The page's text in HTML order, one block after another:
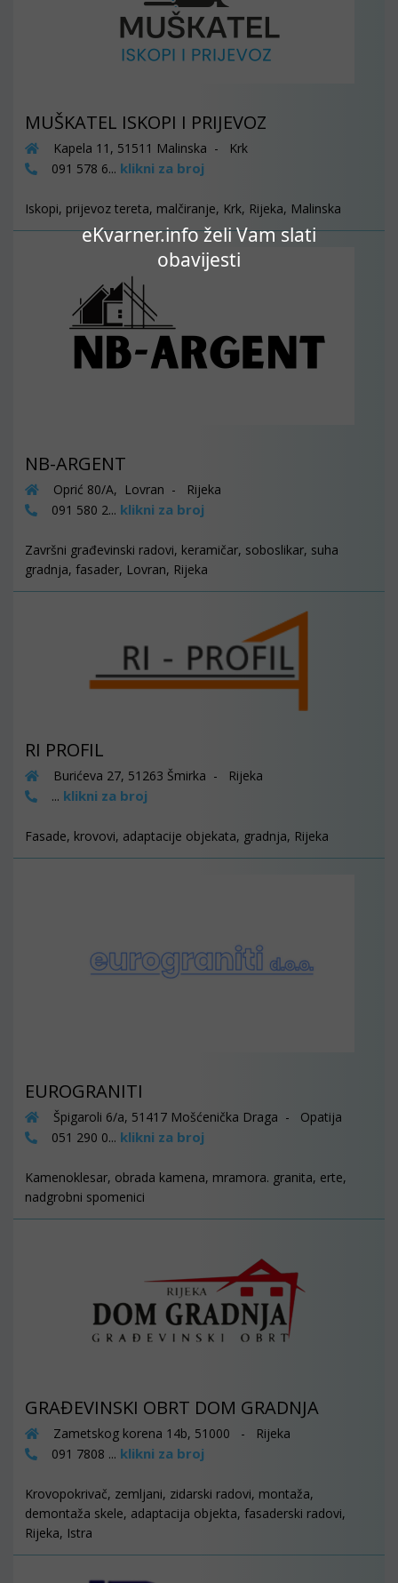
eKvarner.info želi Vam slati
obavijesti
MUŠKATEL ISKOPI I PRIJEVOZ
Kapela 11, 51511 Malinska - Krk
091 578 6... klikni za broj
Iskopi, prijevoz tereta, malčiranje, Krk, Rijeka, Malinska
NB-ARGENT
Oprić 80/A, Lovran - Rijeka
091 580 2... klikni za broj
Završni građevinski radovi, keramičar, soboslikar, suha
gradnja, fasader, Lovran, Rijeka
RI PROFIL
Burićeva 27, 51263 Šmirka - Rijeka
... klikni za broj
Fasade, krovovi, adaptacije objekata, gradnja, Rijeka
EUROGRANITI
Špigaroli 6/a, 51417 Mošćenička Draga - Opatija
051 290 0... klikni za broj
Kamenoklesar, obrada kamena, mramora. granita, erte,
nadgrobni spomenici
GRAĐEVINSKI OBRT DOM GRADNJA
Zametskog korena 14b, 51000 - Rijeka
091 7808 ... klikni za broj
Krovopokrivač, zemljani, zidarski radovi, montaža,
demontaža skele, adaptacija objekta, fasaderski radovi,
Rijeka, Istra